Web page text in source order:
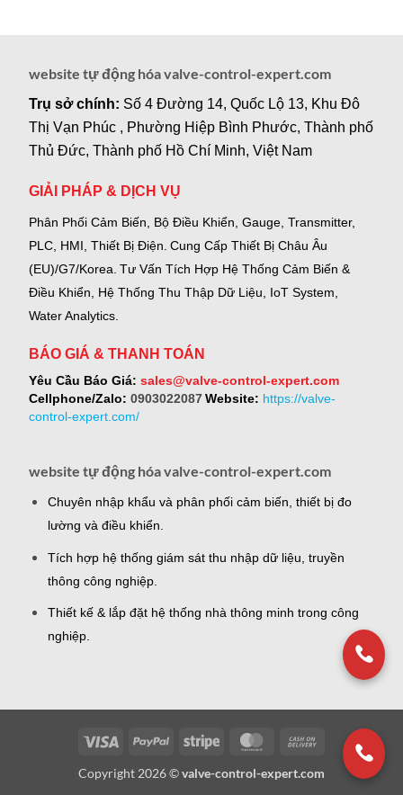
website tự động hóa valve-control-expert.com
Trụ sở chính: Số 4 Đường 14, Quốc Lộ 13, Khu Đô
Thị Vạn Phúc , Phường Hiệp Bình Phước, Thành phố
Thủ Đức, Thành phố Hồ Chí Minh, Việt Nam
GIẢI PHÁP & DỊCH VỤ
Phân Phối Cảm Biến, Bộ Điều Khiển, Gauge, Transmitter,
PLC, HMI, Thiết Bị Điện. Cung Cấp Thiết Bị Châu Âu
(EU)/G7/Korea. Tư Vấn Tích Hợp Hệ Thống Cảm Biến &
Điều Khiển, Hệ Thống Thu Thập Dữ Liệu, IoT System,
Water Analytics.
BÁO GIÁ & THANH TOÁN
Yêu Cầu Báo Giá: sales@valve-control-expert.com
Cellphone/Zalo: 0903022087 Website: https://valve-
control-expert.com/
website tự động hóa valve-control-expert.com
Chuyên nhập khẩu và phân phối cảm biến, thiết bị đo
lường và điều khiển.
Tích hợp hệ thống giám sát thu nhập dữ liệu, truyền
thông công nghiệp.
Thiết kế & lắp đặt hệ thống nhà thông minh trong công
nghiệp.
Visa PayPal Stripe MasterCardCash
Delivery
Copyright 2026 ©valve-control-expert.com